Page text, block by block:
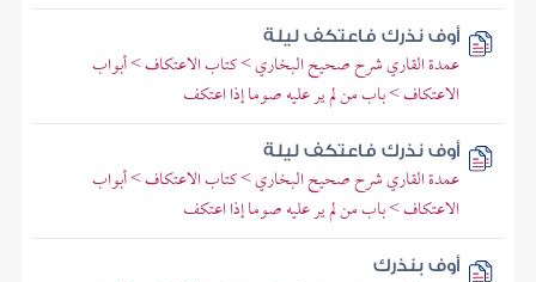
أوف نذرك فاعتكف ليلة
عمدة القاري شرح صحيح البخاري > كتاب الاعتكاف > أبواب
الاعتكاف > باب من لم ير عليه صوما إذا اعتكف
أوف نذرك فاعتكف ليلة
عمدة القاري شرح صحيح البخاري > كتاب الاعتكاف > أبواب
الاعتكاف > باب من لم ير عليه صوما إذا اعتكف
أوف بنذرك